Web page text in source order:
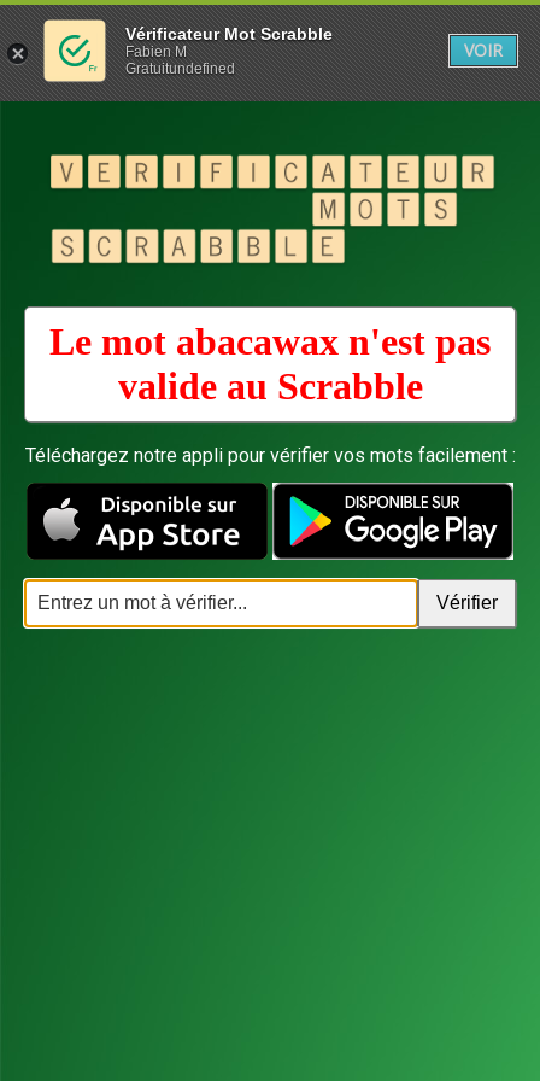
Le mot abacawax n'est pas
valide au Scrabble
Téléchargez notre appli pour vérifier vos mots facilement :
Vérificateur Mot Scrabble
Fabien M
Gratuitundefined
VOIR